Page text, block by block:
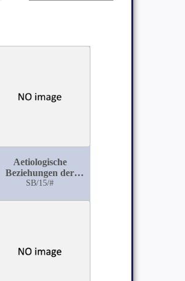
Aetiologische
Beziehungen der
Syphilis
SB/15/#